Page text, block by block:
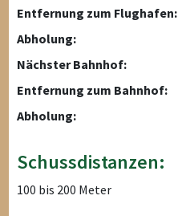
Entfernung zum Flughafen:
Abholung:
Nächster Bahnhof:
Entfernung zum Bahnhof:
Abholung:
Schussdistanzen:
100 bis 200 Meter